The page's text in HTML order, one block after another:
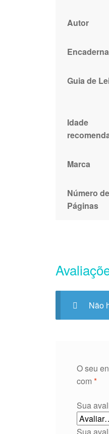
Autor
Guia de
Idade
Marca
Número de
Páginas
Não
O seu
com *
Sua